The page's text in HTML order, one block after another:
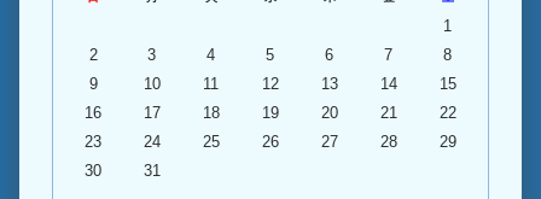
1
2
3 4 5 6 7
8
9
10 11 12 13 14
15
16
17 18 19 20 21
22
23
24 25 26 27 28
29
30
31